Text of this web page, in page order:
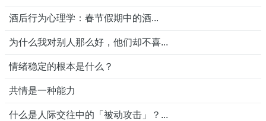
酒后行为心理学：春节假期中的酒...
为什么我对别人那么好，他们却不喜...
情绪稳定的根本是什么？
共情是一种能力
什么是人际交往中的「被动攻击」？...